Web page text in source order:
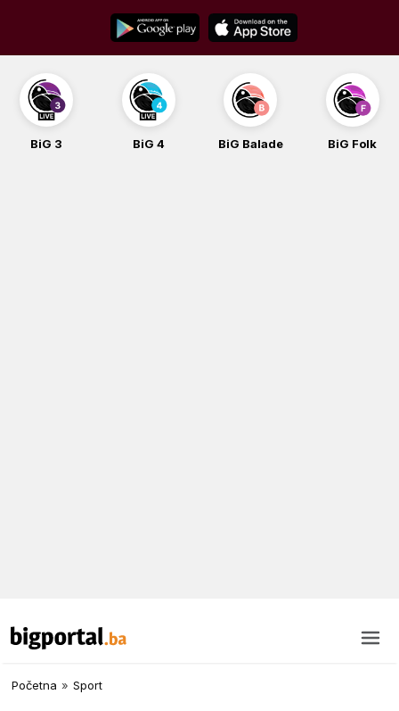
content
BiG 4 BiG Balade BiG Folk BiG iG
Početna » Sport